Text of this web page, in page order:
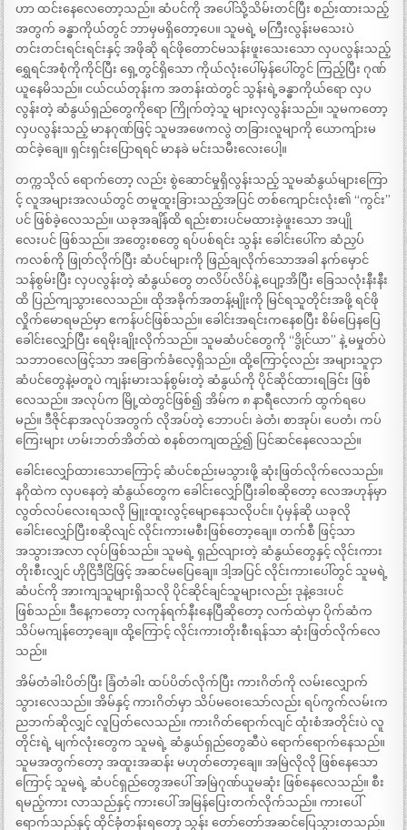
ဟာ ထင်းနေလေတော့သည်။ ဆံပင်ကို အပေါ်သို့သိမ်းတင်ပြီး စည်းထားသည့်
အတွက် ခန္ဓာကိုယ်တွင် ဘာမှမရှိတော့ပေ။ သူမရဲ့ မကြီးလွန်းမသေးပဲ
တင်းတင်းရင်းရင်းနှင့် အဖိုဆို ရင်ဖိုတောင်မသန်းဖူးသေးသော လှပလွန်းသည့်
ရွှေရင်အစုံကိုကိုင်ပြီး ရှေ့တွင်ရှိသော ကိုယ်လုံးပေါ်မှန်ပေါ်တွင် ကြည့်ပြီး ဂုဏ်
ယူနေမိသည်။ ငယ်ငယ်တုန်းက အတန်းထဲတွင် သွန်းရဲ့ခန္ဓာကိုယ်ရော လှပ
လွန်းတဲ့ ဆံနွယ်ရှည်တွေကိုရော ကြိုက်တဲ့သူ များလှလွန်းသည်။ သူမကတော့
လှပလွန်းသည့် မာနဂုဏ်ဖြင့် သူမအဖေကလွဲ တခြားလူမျာကို ယောကျ်ားမ
ထင်ခဲ့ချေ။ ရှင်းရှင်းပြောရရင် မာနခဲ မင်းသမီးလေးပေါ့။
တက္ကသိုလ် ရောက်တော့ လည်း စွဲဆောင်မှုရှိလွန်းသည့် သူမဆံနွယ်များကြော
င့် လူအများအလယ်တွင် တမူထူးခြားသည့်အပြင် တစ်ကျောင်းလုံး၏ “ကွင်း”
ပင် ဖြစ်ခဲ့လေသည်။ ယခုအချိန်ထိ ရည်းစားပင်မထားခဲ့ဖူးသော အပျို
လေးပင် ဖြစ်သည်။ အတွေးစတွေ ရပ်ပစ်ရင်း သွန်း ခေါင်းပေါ်က ဆံညှပ်
ကလစ်ကို ဖြုတ်လိုက်ပြီး ဆံပင်များကို ဖြည်ချလိုက်သောအခါ နက်မှောင်
သန်စွမ်းပြီး လှပလွန်းတဲ့ ဆံနွယ်တွေ တလိပ်လိပ်နဲ့ ပျော့အိပြီး ခြေသလုံးနီးနီး
ထိ ပြည်ကျသွားလေသည်။ ထိုအခိုက်အတန့်မျိုးကို မြင်ရသူတိုင်းအဖို့ ရင်ဖို
လှိုက်မောရမည်မှာ ဧကန်ပင်ဖြစ်သည်။ ခေါင်းအရင်းကနေစပြီး စိမ်ပြေနပြေ
ခေါင်းလျှော်ပြီး ရေမိုးချိုးလိုက်သည်။ သူမဆံပင်တွေကို “ဒွိုင်ယာ” နဲ့ မမှုတ်ပဲ
သဘာဝလေဖြင့်သာ အခြောက်ခံလေ့ရှိသည်။ ထို့ကြောင့်လည်း အများသူငှာ
ဆံပင်တွေနဲ့မတူပဲ ကျန်းမားသန်စွမ်းတဲ့ ဆံနွယ်ကို ပိုင်ဆိုင်ထားရခြင်း ဖြစ်
လေသည်။ အလုပ်က မြို့ထဲတွင်ဖြစ်၍ အိမ်က ၈ နာရီလောက် ထွက်ရပေ
မည်။ ဒီဇိုင်နာအလုပ်အတွက် လိုအပ်တဲ့ ဘောပင်၊ ခဲတံ၊ စာအုပ်၊ ပေတံ၊ ကပ်
ကြေးများ ဟမ်းဘတ်အိတ်ထဲ စနစ်တကျထည့်၍ ပြင်ဆင်နေလေသည်။
ခေါင်းလျှော်ထားသောကြောင့် ဆံပင်စည်းမသွားဖို့ ဆုံးဖြတ်လိုက်လေသည်။
နဂိုထဲက လှပနေတဲ့ ဆံနွယ်တွေက ခေါင်းလျှော်ပြီးခါစဆိုတော့ လေအဟုန်မှာ
လွတ်လပ်လေးရသလို မြူးထူးလွင့်မျောနေသလိုပင်။ ပုံမှန်ဆို ယခုလို
ခေါင်းလျှော်ပြီးစဆိုလျင် လိုင်းကားမစီးဖြစ်တော့ချေ။ တက်စီ ဖြင့်သာ
အသွားအလာ လုပ်ဖြစ်သည်။ သူမရဲ့ ရှည်လျားတဲ့ ဆံနွယ်တွေနှင့် လိုင်းကား
တိုးစီးလျှင် ဟိုငြိဒီငြိဖြင့် အဆင်မပြေချေ။ ဒါ့အပြင် လိုင်းကားပေါ်တွင် သူမရဲ့
ဆံပင်ကို အားကျသူများရှိသလို ပိုင်ဆိုင်ချင်သူများလည်း ဒုနဲ့ဒေးပင်
ဖြစ်သည်။ ဒီနေ့ကတော့ လကုန်ရက်နီးနေပြီဆိုတော့ လက်ထဲမှာ ပိုက်ဆံက
သိပ်မကျန်တော့ချေ။ ထို့ကြောင့် လိုင်းကားတိုးစီးရန်သာ ဆုံးဖြတ်လိုက်လေ
သည်။
အိမ်တံခါးပိတ်ပြီး ခြံတံခါး ထပ်ပိတ်လိုက်ပြီး ကားဂိတ်ကို လမ်းလျှောက်
သွားလေသည်။ အိမ်နှင့် ကားဂိတ်မှာ သိပ်မဝေးသော်လည်း ရပ်ကွက်လမ်းက
ညဘက်ဆိုလျှင် လူပြတ်လေသည်။ ကားဂိတ်ရောက်လျင် ထုံးစံအတိုင်းပဲ လူ
တိုင်းရဲ့ မျက်လုံး​တွေက သူမရဲ့ ဆံနွယ်ရှည်တွေဆီပဲ ရောက်ရောက်နေသည်။
သူမအတွက်တော့ အထူးအဆန်း မဟုတ်တော့ချေ။ အမြဲလိုလို ဖြစ်နေသော
ကြောင့် သူမရဲ့ ဆံပင်ရှည်တွေအပေါ် အမြဲဂုဏ်ယူမဆုံး ဖြစ်နေလေသည်။ စီး
ရမည့်ကား လာသည်နှင့် ကားပေါ် အမြန်ပြေးတက်လိုက်သည်။ ကားပေါ်
ရောက်သည်နှင့် ထိုင်ခုံတန်းရတော့ သွန်း တော်တော်အဆင်ပြေသွားတသည်။